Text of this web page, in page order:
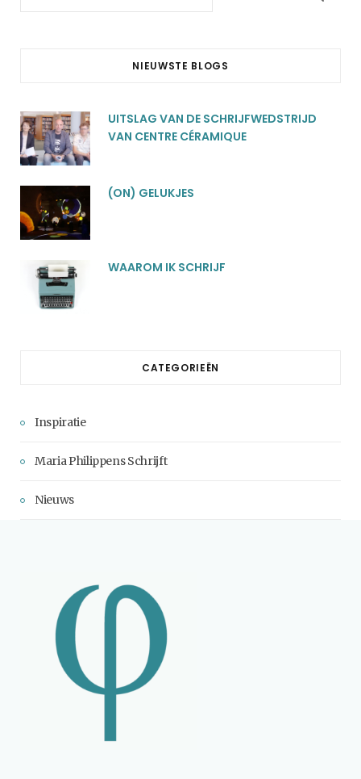
for:
NIEUWSTE BLOGS
UITSLAG VAN DE SCHRIJFWEDSTRIJD
VAN CENTRE CÉRAMIQUE
(ON) GELUKJES
WAAROM IK SCHRIJF
CATEGORIEËN
Inspiratie
Maria Philippens Schrijft
Nieuws